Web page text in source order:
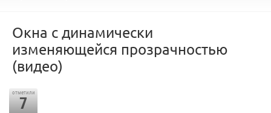
Окна с динамически
изменяющейся прозрачностью
(видео)
отметили
7